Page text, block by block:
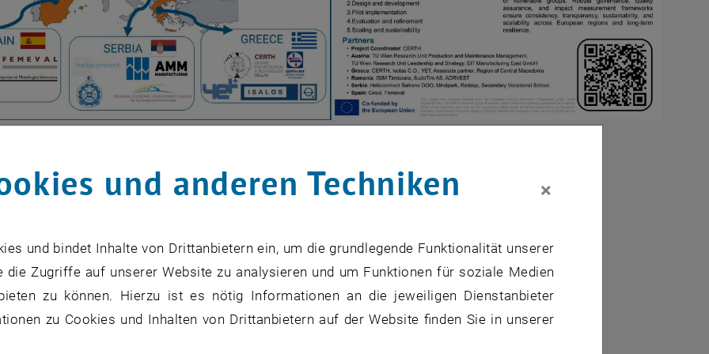
Universität Wien, Österreich
Produktions- und Instandhaltungsmanagement (PIM)
Personal- & Unternehmensführung
Academy for Continuing Education (ACE)
und anderen Techniken ×
und bindet Inhalte von Drittanbietern ein, um die grundlegende Funktionalität unserer
Zugriffe auf unserer Website zu analysieren und um Funktionen für soziale Medien
zu können. Hierzu ist es nötig Informationen an die jeweiligen Dienstanbieter
zu Cookies und Inhalten von Drittanbietern auf der Website finden Sie in unserer